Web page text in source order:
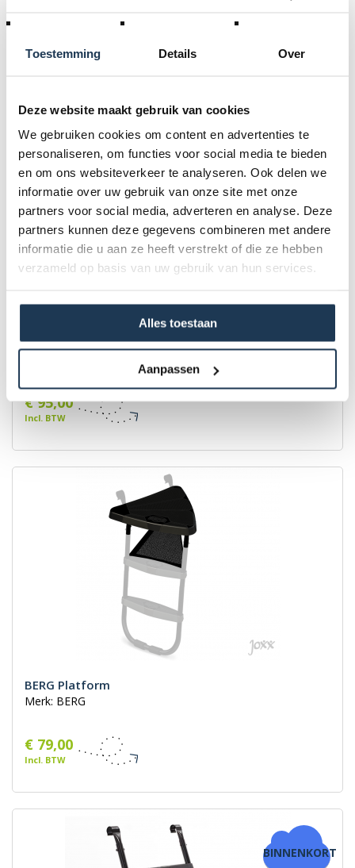
Toestemming Details Over
Deze website maakt gebruik van cookies
We gebruiken cookies om content en advertenties te
personaliseren, om functies voor social media te bieden
en om ons websiteverkeer te analyseren. Ook delen we
informatie over uw gebruik van onze site met onze
partners voor social media, adverteren en analyse. Deze
partners kunnen deze gegevens combineren met andere
informatie die u aan ze heeft verstrekt of die ze hebben
verzameld op basis van uw gebruik van hun services.
Alles toestaan
Aanpassen
€ 99,00
BERG Frame Net Extra 380
€ 95,00
Incl. BTW
BERG Platform
Merk: BERG
€ 79,00
Incl. BTW
BINNENKORT